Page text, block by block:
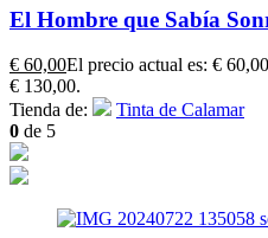
El Hombre que Sabía
€ 60,00El precio actual es: €
€ 130,00.
Tienda de:
Tinta de Calamar
0 de 5